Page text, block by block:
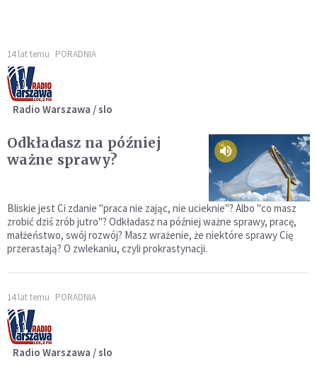
14 lat temu PORADNIA
Radio Warszawa / slo
Odkładasz na później
ważne sprawy?
Bliskie jest Ci zdanie "praca nie zając, nie ucieknie"? Albo "co masz
zrobić dziś zrób jutro"? Odkładasz na później ważne sprawy, pracę,
małżeństwo, swój rozwój? Masz wrażenie, że niektóre sprawy Cię
przerastają? O zwlekaniu, czyli prokrastynacji.
14 lat temu PORADNIA
Radio Warszawa / slo